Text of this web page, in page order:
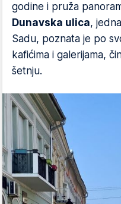
godine i pruža
Dunavska ulica,
Sadu, poznata je po
kafićima i galerijama,
šetnju.